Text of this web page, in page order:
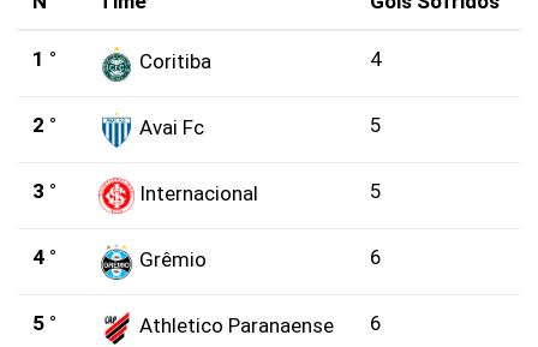
1 ° Coritiba 4
2 ° Avai Fc 5
3 ° Internacional 5
4 ° Grêmio 6
5 ° Athletico Paranaense 6